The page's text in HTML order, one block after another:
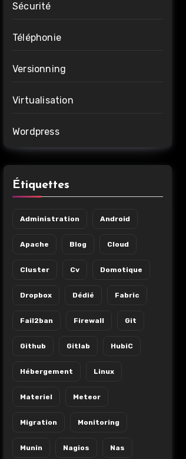
Sécurité
Téléphonie
Versionning
Virtualisation
Wordpress
Étiquettes
Administration Android
Apache Blog Cloud
Cluster Cv Domotique
Dropbox Dédié Fabric
Fail2ban Firewall Git
Github Gitlab HubiC
Hébergement Linux
Materiel Meteor
Migration Monitoring
Munin Nagios Nas